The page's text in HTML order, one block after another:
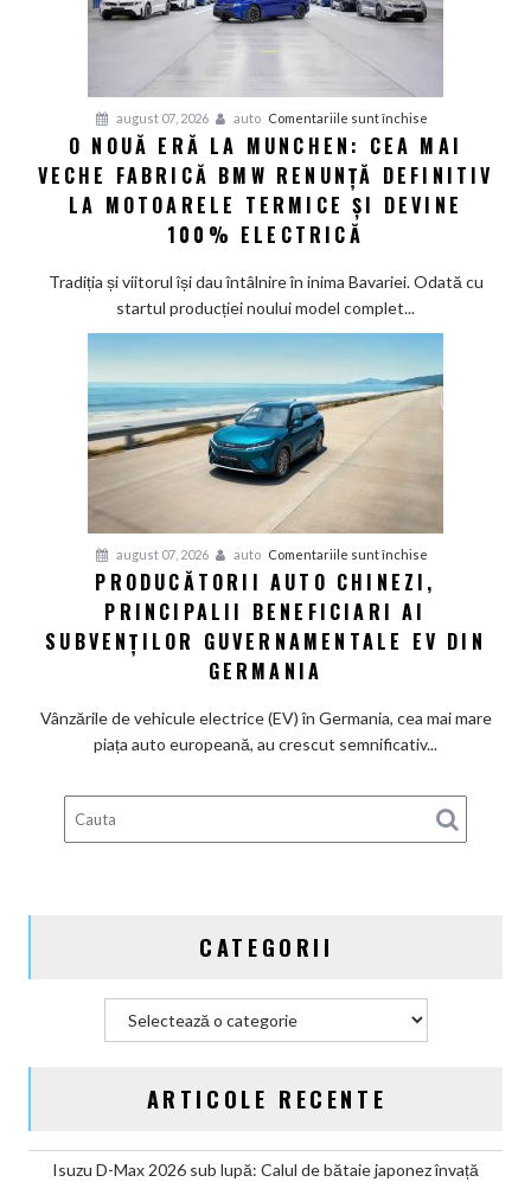
2030
șapte
noi
august 07, 2026 auto Comentariile sunt închise
O
nouă
eră
Cea
BMW
renunță
și
100%
O NOUĂ ERĂ LA MUNCHEN: CEA MAI
VECHE FABRICĂ BMW RENUNȚĂ DEFINITIV
LA MOTOARELE TERMICE ȘI DEVINE
100% ELECTRICĂ
Tradiția și viitorul își dau întâlnire în inima Bavariei. Odată cu
startul producției noului model complet...
august 07, 2026 auto Comentariile sunt închise
chinezi,
din
Germania
PRODUCĂTORII AUTO CHINEZI,
PRINCIPALII BENEFICIARI AI
SUBVENȚILOR GUVERNAMENTALE EV DIN
GERMANIA
Vânzările de vehicule electrice (EV) în Germania, cea mai mare
piața auto europeană, au crescut semnificativ...
CATEGORII
ARTICOLE RECENTE
Isuzu D-Max 2026 sub lupă: Calul de bătaie japonez învață